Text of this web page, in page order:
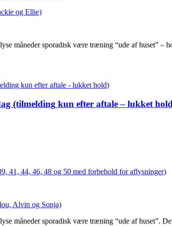
og Ellie)
måneder sporadisk være træning “ude af huset” –
(tilmelding kun efter aftale – lukket
41, 44, 46, 48 og 50 med forbehold for aflysninger)
Alvin og Sonja)
måneder sporadisk være træning “ude af huset”.